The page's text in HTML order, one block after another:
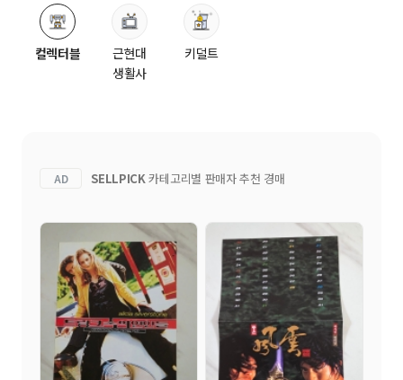
컬렉터블
근현대
생활사
키덜트
AD SELLPICK카테고리별 판매자 추천 경매